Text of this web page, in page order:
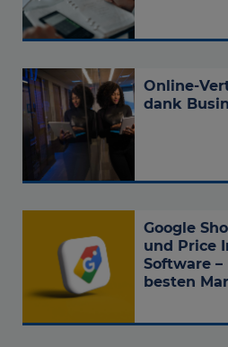
Online-
dank
Google
und Price
Software
besten